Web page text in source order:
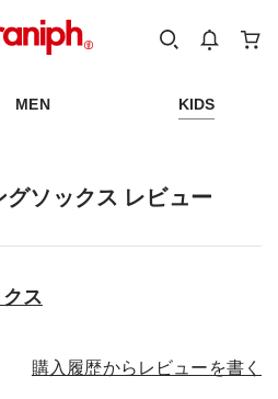
MEN KIDS
ソックス レビュー
ス
購入履歴からレビューを書く